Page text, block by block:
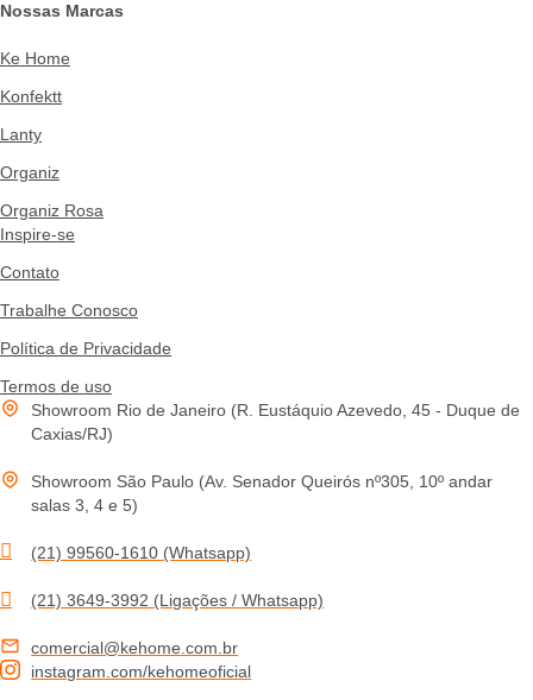
Nossas Marcas
Ke Home
Konfektt
Lanty
Organiz
Organiz Rosa
Inspire-se
Contato
Trabalhe Conosco
Política de Privacidade
Termos de uso
Showroom Rio de Janeiro (R. Eustáquio Azevedo, 45 - Duque de
Caxias/RJ)
Showroom São Paulo (Av. Senador Queirós nº305, 10º andar
salas 3, 4 e 5)
(21) 99560-1610 (Whatsapp)
(21) 3649-3992 (Ligações / Whatsapp)
comercial@kehome.com.br
instagram.com/kehomeoficial